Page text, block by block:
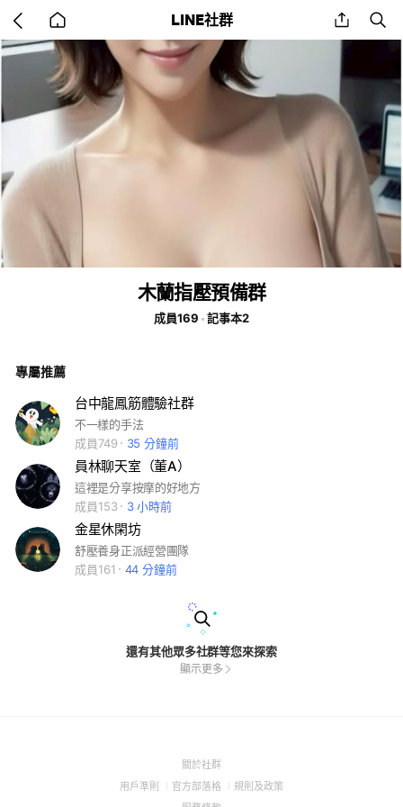
back
to
home
LINE社群 share
木蘭指壓預備群
成員169 記事本2
專屬推薦
台中龍鳳筋體驗社群
不一樣的手法
成員749
35 分鐘前
員林聊天室（董A）
這裡是分享按摩的好地方
成員153
3 小時前
金星休閑坊
舒壓養身正派經營團隊
成員161
44 分鐘前
還有其他眾多社群等您來探索
顯示更多
關於社群(Open
用戶準則
(Open
官方部落格
(Open
規則及政策(Open